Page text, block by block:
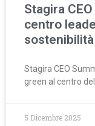
Stagira
centro
sostenibilità
Stagira CEO
green al centro
5 Dicembre 2025